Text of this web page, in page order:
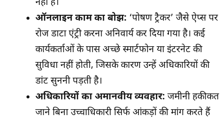
नहीं हैं।
ऑनलाइन काम का बोझ: ‘पोषण ट्रैकर’ जैसे ऐप्स पर
रोज डाटा एंट्री करना अनिवार्य कर दिया गया है। कई
कार्यकर्ताओं के पास अच्छे स्मार्टफोन या इंटरनेट की
सुविधा नहीं होती, जिसके कारण उन्हें अधिकारियों की
डांट सुननी पड़ती है।
अधिकारियों का अमानवीय व्यवहार: जमीनी हकीकत
जाने बिना उच्चाधिकारी सिर्फ आंकड़ों की मांग करते हैं